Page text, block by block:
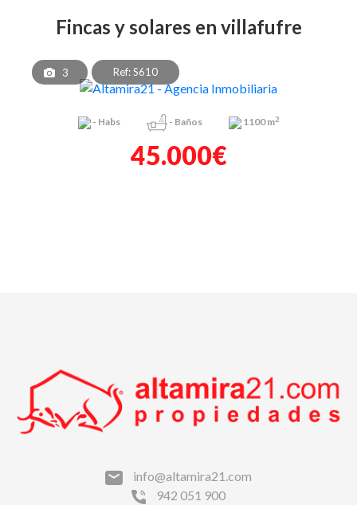
fincas y solares en villafufre
3 Ref: S610
- Habs - Baños 1100 m2
45.000€
info@altamira21.com
942 051 900